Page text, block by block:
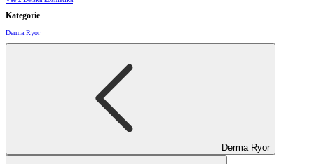
Kategorie
Derma Ryor
Derma Ryor